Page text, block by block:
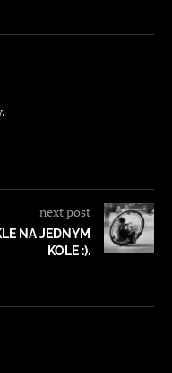
next post
NA JEDNYM
KOLE :).